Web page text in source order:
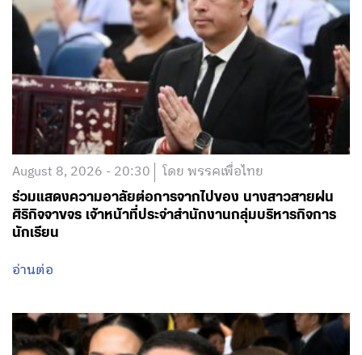
August 8, 2026 - 20:30 โดย พรรคเพื่อไทย
ร่วมแสดงความอาลัยต่อการจากไปของ นางสาวสายฝน
ศิริกิจจาขจร เจ้าหน้าที่ประจำสำนักงานกลุ่มบริหารกิจการ
นักเรียน
อ่านต่อ